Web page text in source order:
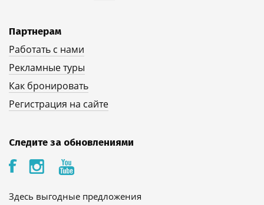
Партнерам
Работать с нами
Рекламные туры
Как бронировать
Регистрация на сайте
Следите за обновлениями
Здесь выгодные предложения